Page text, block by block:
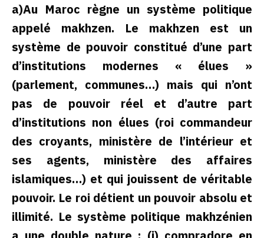
a)Au Maroc règne un système politique
appelé makhzen. Le makhzen est un
système de pouvoir constitué d’une part
d’institutions modernes « élues »
(parlement, communes…) mais qui n’ont
pas de pouvoir réel et d’autre part
d’institutions non élues (roi commandeur
des croyants, ministère de l’intérieur et
ses agents, ministère des affaires
islamiques…) et qui jouissent de véritable
pouvoir. Le roi détient un pouvoir absolu et
illimité. Le système politique makhzénien